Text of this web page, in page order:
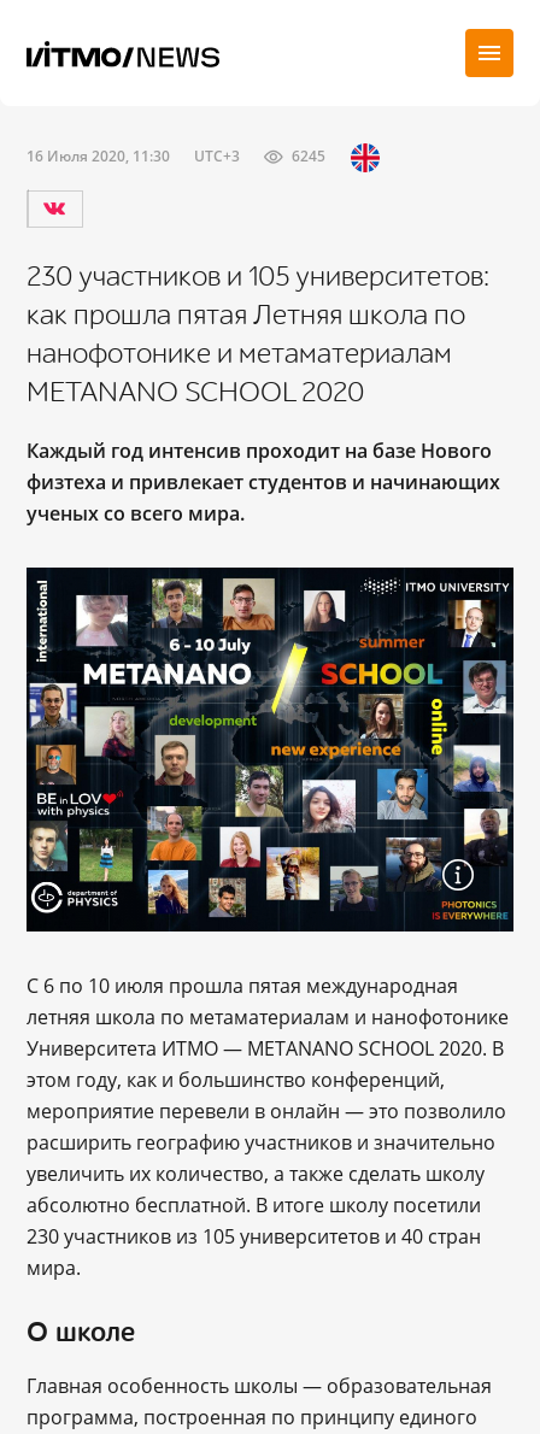
16 Июля 2020, 11:30 UTC+3 6245
230 участников и 105 университетов:
как прошла пятая Летняя школа по
нанофотонике и метаматериалам
METANANO SCHOOL 2020
Каждый год интенсив проходит на базе Нового
физтеха и привлекает студентов и начинающих
ученых со всего мира.
С 6 по 10 июля прошла пятая международная
летняя школа по метаматериалам и нанофотонике
Университета ИТМО — METANANO SCHOOL 2020. В
этом году, как и большинство конференций,
мероприятие перевели в онлайн — это позволило
расширить географию участников и значительно
увеличить их количество, а также сделать школу
абсолютно бесплатной. В итоге школу посетили
230 участников из 105 университетов и 40 стран
мира.
О школе
Главная особенность школы — образовательная
программа, построенная по принципу единого